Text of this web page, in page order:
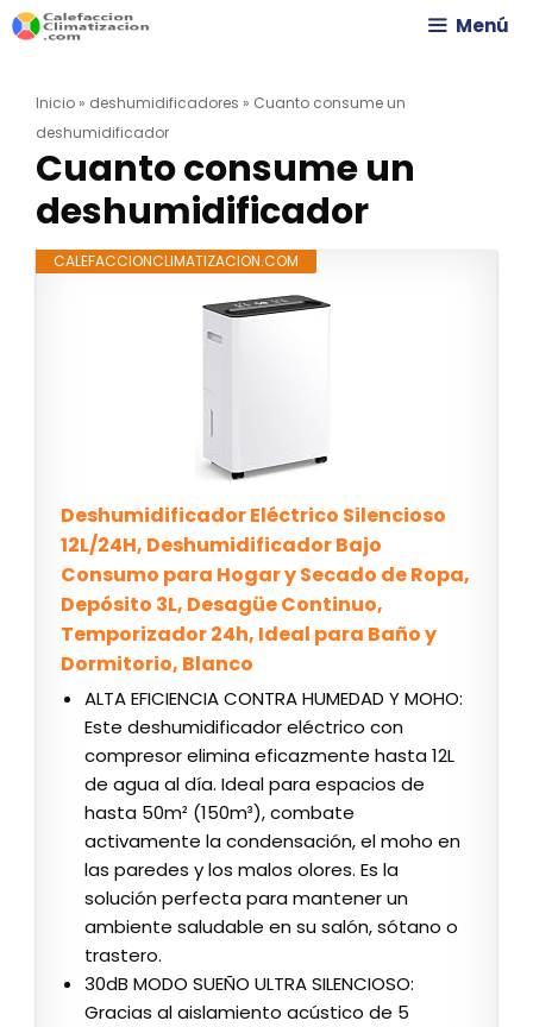
Saltar
contenido
Menú
Inicio » deshumidificadores » Cuanto consume un
deshumidificador
Cuanto consume un
deshumidificador
CALEFACCIONCLIMATIZACION.COM
Deshumidificador Eléctrico Silencioso
12L/24H, Deshumidificador Bajo
Consumo para Hogar y Secado de Ropa,
Depósito 3L, Desagüe Continuo,
Temporizador 24h, Ideal para Baño y
Dormitorio, Blanco
ALTA EFICIENCIA CONTRA HUMEDAD Y MOHO:
Este deshumidificador eléctrico con
compresor elimina eficazmente hasta 12L
de agua al día. Ideal para espacios de
hasta 50m² (150m³), combate
activamente la condensación, el moho en
las paredes y los malos olores. Es la
solución perfecta para mantener un
ambiente saludable en su salón, sótano o
trastero.
30dB MODO SUEÑO ULTRA SILENCIOSO:
Gracias al aislamiento acústico de 5